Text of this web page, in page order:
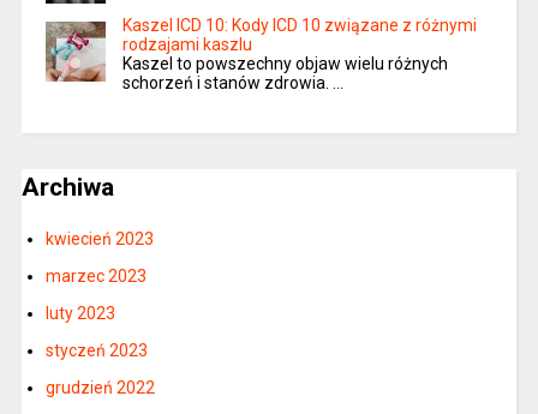
Kaszel ICD 10: Kody ICD 10 związane z różnymi
rodzajami kaszlu
Kaszel to powszechny objaw wielu różnych
schorzeń i stanów zdrowia. …
Archiwa
kwiecień 2023
marzec 2023
luty 2023
styczeń 2023
grudzień 2022